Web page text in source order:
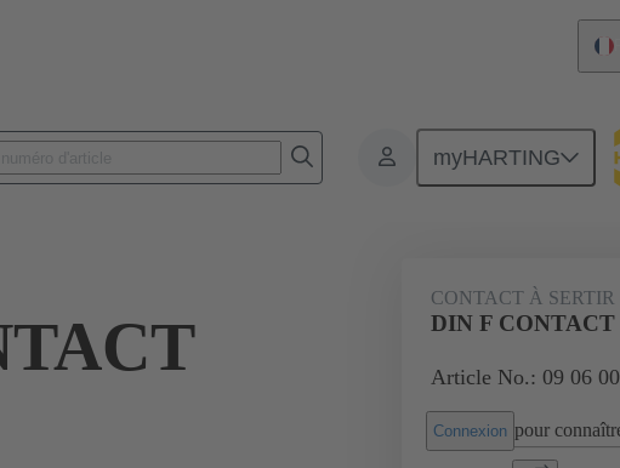
myHARTING
CONTACT À SERTIR
DIN F CONTACT
Article No.: 09 06
Connexion pour